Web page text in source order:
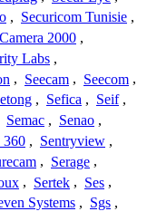
, Securicom Tunisie ,
2000 ,
Labs ,
, Seecam , Seecom ,
, Sefica , Seif ,
Semac , Senao ,
360 , Sentryview ,
, Serage ,
, Sertek , Ses ,
Systems , Sgs ,